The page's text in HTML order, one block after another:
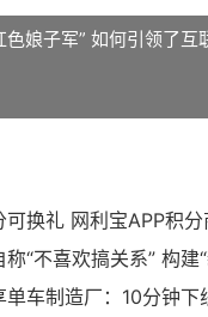
色娘子军” 如何引领了互
可换礼 网利宝APP积
单车制造厂：10分钟下